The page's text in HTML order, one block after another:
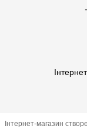
Інтернет-магазин